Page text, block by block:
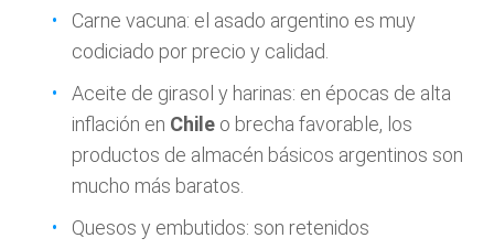
Carne vacuna: el asado argentino es muy
codiciado por precio y calidad.
Aceite de girasol y harinas: en épocas de alta
inflación en Chile o brecha favorable, los
productos de almacén básicos argentinos son
mucho más baratos.
Quesos y embutidos: son retenidos